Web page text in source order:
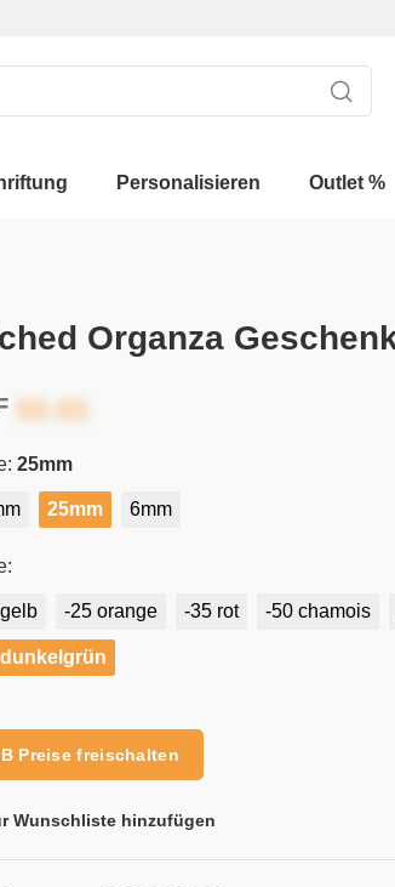
Personalisieren Outlet %
Organza
25mm
25mm 6mm
-25 orange -35 rot -50 chamois
Preise freischalten
Wunschliste hinzufügen